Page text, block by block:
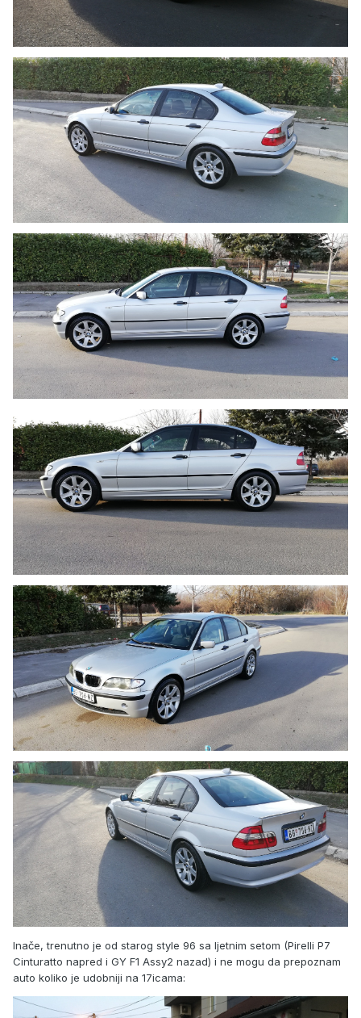
Inače, trenutno je od starog style 96 sa ljetnim setom (Pirelli P7
Cinturatto napred i GY F1 Assy2 nazad) i ne mogu da prepoznam
auto koliko je udobniji na 17icama: